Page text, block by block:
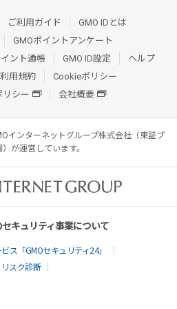
ご利用ガイド
GMO IDとは
GMOポイントアンケート
ント通帳 GMO ID設定
ヘルプ
利用規約
Cookieポリシー
リシー
会社概要
インターネットグループ株式会社（東証プ
が運営しています。
キュリティ事業について
ス「GMOセキュリティ24」
スク診断